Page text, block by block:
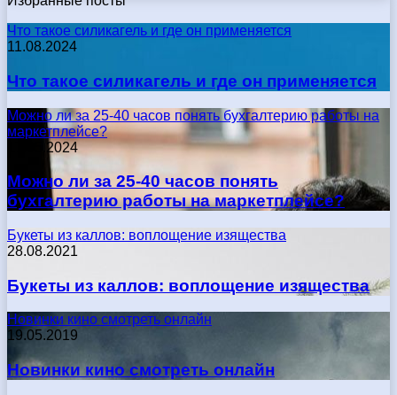
Что такое силикагель и где он применяется
11.08.2024
Что такое силикагель и где он применяется
Можно ли за 25-40 часов понять бухгалтерию работы на
маркетплейсе?
17.05.2024
Можно ли за 25-40 часов понять
бухгалтерию работы на маркетплейсе?
Букеты из каллов: воплощение изящества
28.08.2021
Букеты из каллов: воплощение изящества
Новинки кино смотреть онлайн
19.05.2019
Новинки кино смотреть онлайн